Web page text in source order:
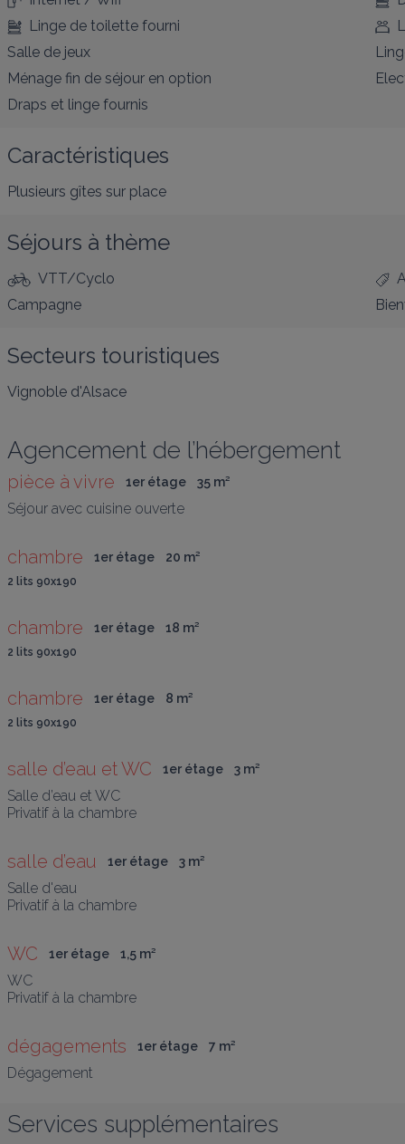
Linge de toilette fourni
Salle de jeux
Ménage fin de séjour en option
Draps et linge fournis
Caractéristiques
Plusieurs gîtes sur place
Séjours à thème
VTT/Cyclo
Campagne
Secteurs touristiques
Vignoble d'Alsace
Agencement de l’hébergement
pièce à vivre 1er étage 35 m²
Séjour avec cuisine ouverte
chambre 1er étage 20 m²
2 lits 90x190
chambre 1er étage 18 m²
2 lits 90x190
chambre 1er étage 8 m²
2 lits 90x190
salle d’eau et WC 1er étage 3 m²
Salle d’eau et WC
Privatif à la chambre
salle d’eau 1er étage 3 m²
Salle d'eau
Privatif à la chambre
WC 1er étage 1,5 m²
WC
Privatif à la chambre
dégagements 1er étage 7 m²
Dégagement
Services supplémentaires